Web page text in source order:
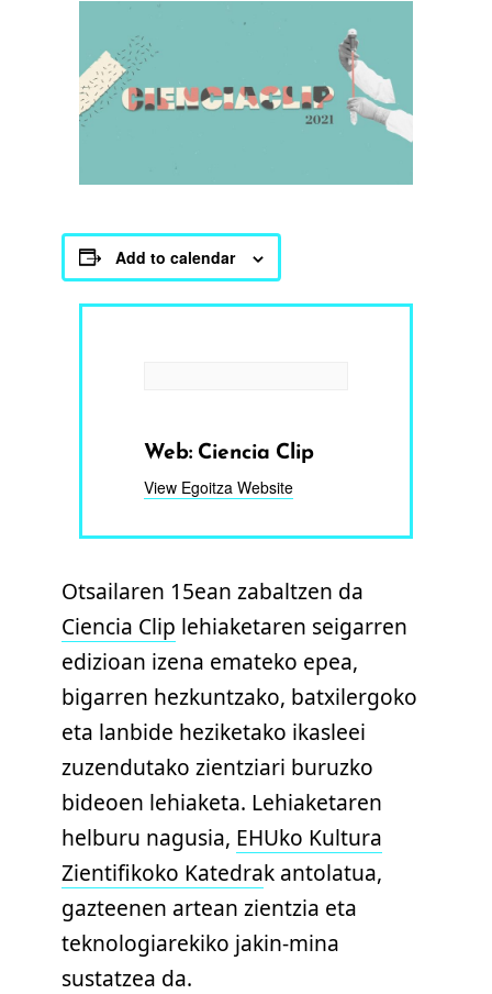
Add to calendar
Web: Ciencia Clip
View Egoitza Website
Otsailaren 15ean zabaltzen da
Ciencia Clip lehiaketaren seigarren
edizioan izena emateko epea,
bigarren hezkuntzako, batxilergoko
eta lanbide heziketako ikasleei
zuzendutako zientziari buruzko
bideoen lehiaketa. Lehiaketaren
helburu nagusia, EHUko Kultura
Zientifikoko Katedrak antolatua,
gazteenen artean zientzia eta
teknologiarekiko jakin-mina
sustatzea da.